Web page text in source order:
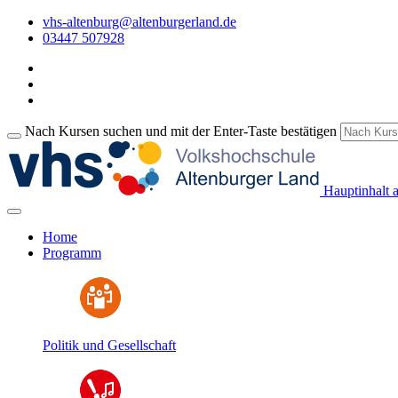
vhs-altenburg@altenburgerland.de
03447 507928
Nach Kursen suchen und mit der Enter-Taste bestätigen
Hauptinhalt
Home
Programm
Politik und Gesellschaft